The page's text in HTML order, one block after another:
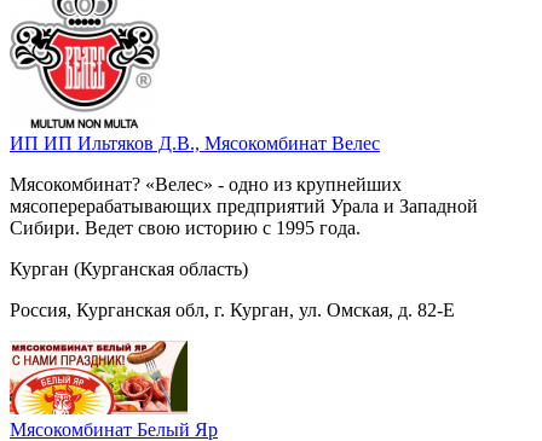
ИП ИП Ильтяков Д.В., Мясокомбинат Велес
Мясокомбинат? «Велес» - одно из крупнейших
мясоперерабатывающих предприятий Урала и Западной
Сибири. Ведет свою историю с 1995 года.
Курган (Курганская область)
Россия, Курганская обл, г. Курган, ул. Омская, д. 82-Е
Мясокомбинат Белый Яр